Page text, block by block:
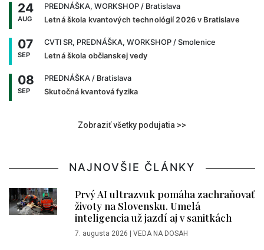
24
AUG
PREDNÁŠKA, WORKSHOP / Bratislava
Letná škola kvantových technológií 2026 v Bratislave
07
SEP
CVTI SR, PREDNÁŠKA, WORKSHOP / Smolenice
Letná škola občianskej vedy
08
SEP
PREDNÁŠKA / Bratislava
Skutočná kvantová fyzika
Zobraziť všetky podujatia >>
NAJNOVŠIE ČLÁNKY
Prvý AI ultrazvuk pomáha zachraňovať
životy na Slovensku. Umelá
inteligencia už jazdí aj v sanitkách
7. augusta 2026 VEDA NA DOSAH